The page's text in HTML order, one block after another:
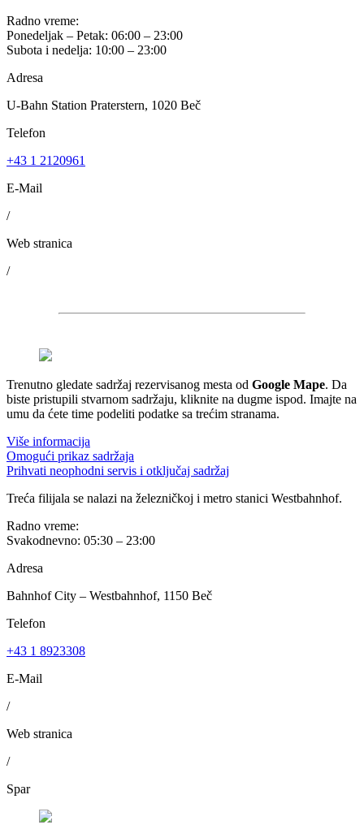
Radno vreme:
Ponedeljak – Petak: 06:00 – 23:00
Subota i nedelja: 10:00 – 23:00
Adresa
U-Bahn Station Praterstern, 1020 Beč
Telefon
+43 1 2120961
E-Mail
/
Web stranica
/
Trenutno gledate sadržaj rezervisanog mesta od Google Mape. Da
biste pristupili stvarnom sadržaju, kliknite na dugme ispod. Imajte na
umu da ćete time podeliti podatke sa trećim stranama.
Više informacija
Omogući prikaz sadržaja
Prihvati neophodni servis i otključaj sadržaj
Treća filijala se nalazi na železničkoj i metro stanici Westbahnhof.
Radno vreme:
Svakodnevno: 05:30 – 23:00
Adresa
Bahnhof City – Westbahnhof, 1150 Beč
Telefon
+43 1 8923308
E-Mail
/
Web stranica
/
Spar